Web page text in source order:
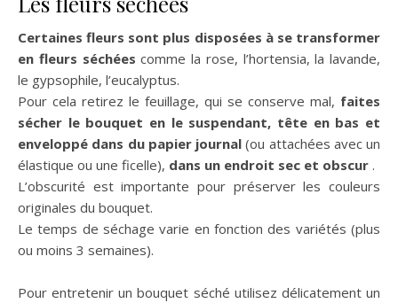
Certaines fleurs sont plus disposées à se transformer
en fleurs séchées comme la rose, l’hortensia, la lavande,
le gypsophile, l’eucalyptus.
Pour cela retirez le feuillage, qui se conserve mal, faites
sécher le bouquet en le suspendant, tête en bas et
enveloppé dans du papier journal (ou attachées avec un
élastique ou une ficelle), dans un endroit sec et obscur .
L’obscurité est importante pour préserver les couleurs
originales du bouquet.
Le temps de séchage varie en fonction des variétés (plus
ou moins 3 semaines).
Pour entretenir un bouquet séché utilisez délicatement un